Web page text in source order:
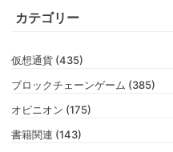
カテゴリー
仮想通貨 (435)
ブロックチェーンゲーム (385)
オピニオン (175)
書籍関連 (143)